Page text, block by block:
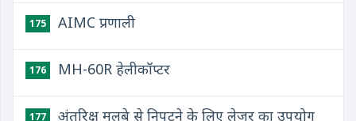
175 AIMC प्रणाली
176 MH-60R हेलीकॉप्टर
177 अंतरिक्ष मलबे से निपटने के लिए लेजर का उपयोग